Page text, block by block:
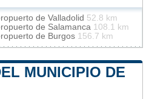
de Valladolid 52.8 km
de Salamanca 108.1 km
de Burgos 156.7 km
MUNICIPIO DE